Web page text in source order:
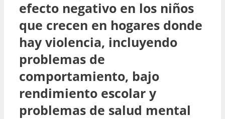
efecto negativo en los niños
que crecen en hogares donde
hay violencia, incluyendo
problemas de
comportamiento, bajo
rendimiento escolar y
problemas de salud mental